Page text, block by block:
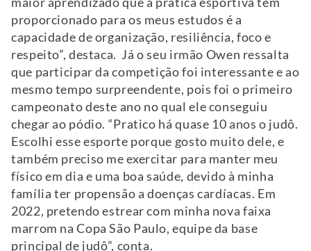
proporcionado para os meus estudos é a
capacidade de organização, resiliência, foco e
respeito”, destaca. Já o seu irmão Owen ressalta
que participar da competição foi interessante e ao
mesmo tempo surpreendente, pois foi o primeiro
campeonato deste ano no qual ele conseguiu
chegar ao pódio. “Pratico há quase 10 anos o judô.
Escolhi esse esporte porque gosto muito dele, e
também preciso me exercitar para manter meu
físico em dia e uma boa saúde, devido à minha
família ter propensão a doenças cardíacas. Em
2022, pretendo estrear com minha nova faixa
marrom na Copa São Paulo, equipe da base
principal de judô”, conta.